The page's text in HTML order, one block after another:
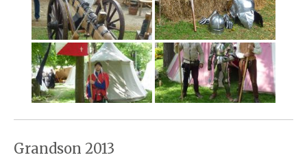
Grandson 2013